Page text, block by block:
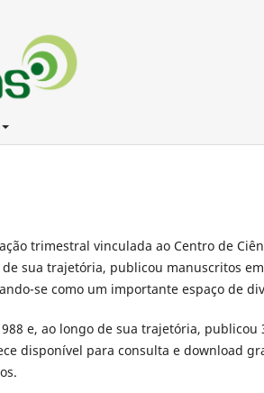
trimestral vinculada ao Centro de
de sua trajetória, publicou manuscritos
se como um importante espaço de
e, ao longo de sua trajetória,
disponível para consulta e download